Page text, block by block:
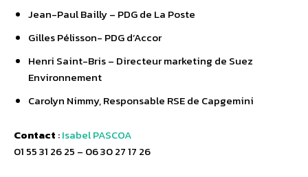
Jean-Paul Bailly – PDG de La Poste
Gilles Pélisson- PDG d’Accor
Henri Saint-Bris – Directeur marketing de Suez
Environnement
Carolyn Nimmy, Responsable RSE de Capgemini
Contact :Isabel PASCOA
01 55 31 26 25 – 06 30 27 17 26